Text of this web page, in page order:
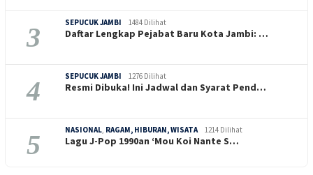
3 SEPUCUK JAMBI 1484 Dilihat
Daftar Lengkap Pejabat Baru Kota Jambi: …
4 SEPUCUK JAMBI 1276 Dilihat
Resmi Dibuka! Ini Jadwal dan Syarat Pend…
5 NASIONAL RAGAM, HIBURAN, WISATA 1214 Dilihat
Lagu J-Pop 1990an ‘Mou Koi Nante S…